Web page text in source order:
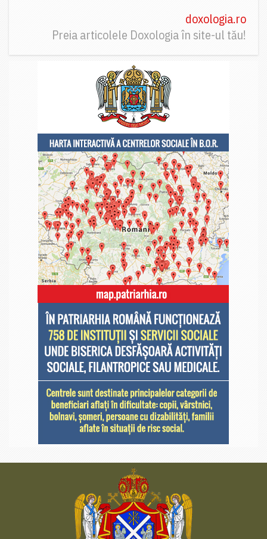
doxologia.ro
Preia articolele Doxologia în site-ul tău!